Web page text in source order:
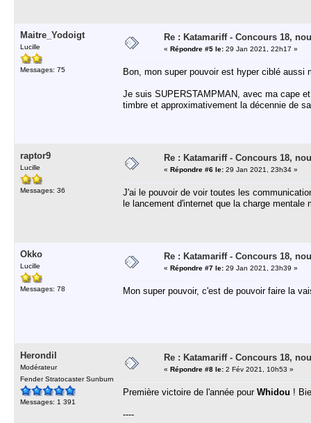
Maitre_Yodoigt
Lucille
Messages: 75
Re : Katamariff - Concours 18,
« Répondre #5 le: 29 Jan 2021, 22h17 »
Bon, mon super pouvoir est hyper ciblé aussi
Je suis SUPERSTAMPMAN, avec ma cape
timbre et approximativement la décennie de
raptor9
Lucille
Messages: 36
Re : Katamariff - Concours 18,
« Répondre #6 le: 29 Jan 2021, 23h34 »
J'ai le pouvoir de voir toutes les
le lancement d'internet que la charge
Okko
Lucille
Messages: 78
Re : Katamariff - Concours 18,
« Répondre #7 le: 29 Jan 2021, 23h39 »
Mon super pouvoir, c'est de pouvoir faire la
Herondil
Modérateur
Fender Stratocaster Sunburn
Messages: 1 391
Re : Katamariff - Concours 18,
« Répondre #8 le: 2 Fév 2021, 10h53 »
Première victoire de l'année pour Whidou !
----